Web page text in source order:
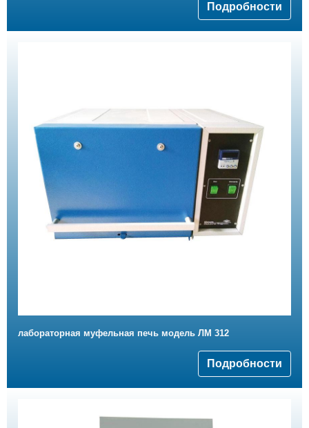
Подробности
лабораторная муфельная печь модель ЛМ 312
Подробности